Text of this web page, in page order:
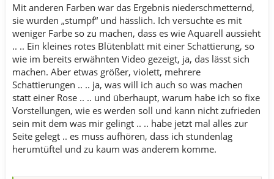
Mit anderen Farben war das Ergebnis niederschmetternd,
sie wurden „stumpf“ und hässlich. Ich versuchte es mit
weniger Farbe so zu machen, dass es wie Aquarell aussieht
.. .. Ein kleines rotes Blütenblatt mit einer Schattierung, so
wie im bereits erwähnten Video gezeigt, ja, das lässt sich
machen. Aber etwas größer, violett, mehrere
Schattierungen .. .. ja, was will ich auch so was machen
statt einer Rose .. .. und überhaupt, warum habe ich so fixe
Vorstellungen, wie es werden soll und kann nicht zufrieden
sein mit dem was mir gelingt .. .. habe jetzt mal alles zur
Seite gelegt .. es muss aufhören, dass ich stundenlag
herumtüftel und zu kaum was anderem komme.